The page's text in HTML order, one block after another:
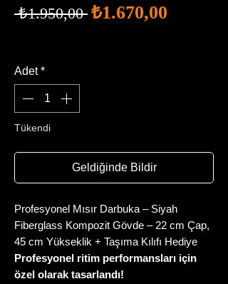
₺1.950,00 Normal
₺1.670,00
Adet *
Tükendi
Geldiğinde Bildir
Profesyonel Mısır Darbuka – Siyah
Fiberglass Kompozit Gövde – 22 cm Çap,
45 cm Yükseklik + Taşıma Kılıfı Hediye
Profesyonel ritim performansları için
özel olarak tasarlandı!